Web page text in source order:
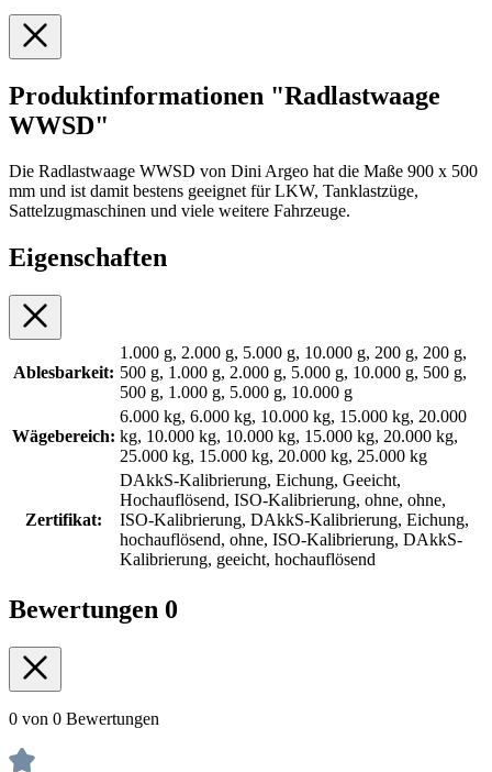
Produktinformationen "Radlastwaage
WWSD"
Die Radlastwaage WWSD von Dini Argeo hat die Maße 900 x 500
mm und ist damit bestens geeignet für LKW, Tanklastzüge,
Sattelzugmaschinen und viele weitere Fahrzeuge.
Eigenschaften
Ablesbarkeit:
1.000 g, 2.000 g, 5.000 g, 10.000 g, 200 g, 200 g,
500 g, 1.000 g, 2.000 g, 5.000 g, 10.000 g, 500 g,
500 g, 1.000 g, 5.000 g, 10.000 g
Wägebereich:
6.000 kg, 6.000 kg, 10.000 kg, 15.000 kg, 20.000
kg, 10.000 kg, 10.000 kg, 15.000 kg, 20.000 kg,
25.000 kg, 15.000 kg, 20.000 kg, 25.000 kg
Zertifikat:
DAkkS-Kalibrierung, Eichung, Geeicht,
Hochauflösend, ISO-Kalibrierung, ohne, ohne,
ISO-Kalibrierung, DAkkS-Kalibrierung, Eichung,
hochauflösend, ohne, ISO-Kalibrierung, DAkkS-
Kalibrierung, geeicht, hochauflösend
Bewertungen 0
0 von 0 Bewertungen